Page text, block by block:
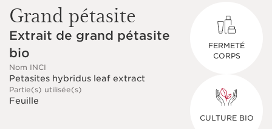
Grand pétasite
Extrait de grand pétasite
bio
Nom INCI
Petasites hybridus leaf extract
Partie(s) utilisée(s)
Feuille
FERMETÉ
CORPS
CULTURE BIO